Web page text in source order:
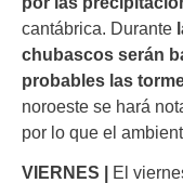
cantábrica. Durante
chubascos serán
probables las
noroeste se hará
por lo que el
VIERNES | El